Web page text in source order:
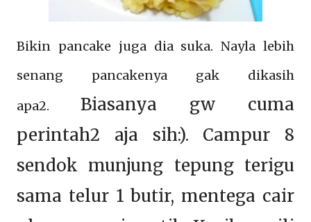
Bikin pancake juga dia suka. Nayla lebih
senang pancakenya gak dikasih
apa2. Biasanya gw cuma
perintah2 aja sih:). Campur 8
sendok munjung tepung terigu
sama telur 1 butir, mentega cair